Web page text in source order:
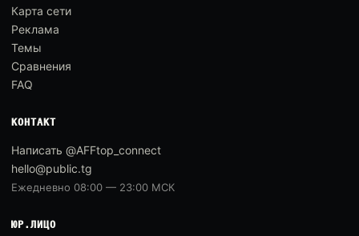
Карта сети
Реклама
Темы
Сравнения
FAQ
КОНТАКТ
Написать @AFFtop_connect
hello@public.tg
Ежедневно 08:00 — 23:00 МСК
ЮР.ЛИЦО